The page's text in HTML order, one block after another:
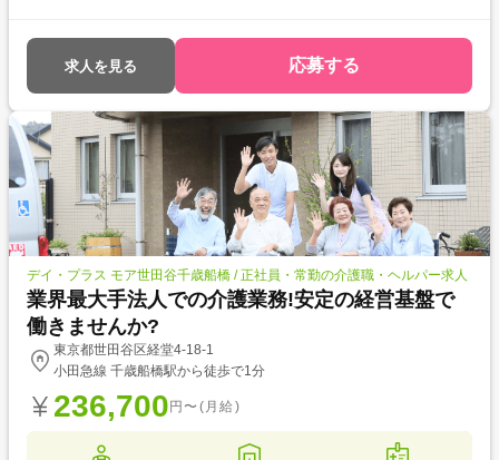
求人を見る 応募する
デイ・プラス モア世田谷千歳船橋 / 正社員・常勤の介護職・ヘルパー求人
業界最大手法人での介護業務!安定の経営基盤で
働きませんか?
東京都世田谷区経堂4-18-1
小田急線 千歳船橋駅から徒歩で1分
236,700 円〜(月給)